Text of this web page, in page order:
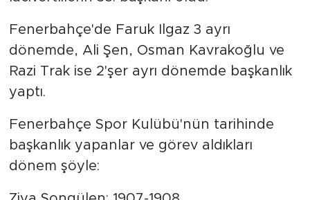
Fenerbahçe'de Faruk Ilgaz 3 ayrı
dönemde, Ali Şen, Osman Kavrakoğlu ve
Razi Trak ise 2'şer ayrı dönemde başkanlık
yaptı.
Fenerbahçe Spor Kulübü'nün tarihinde
başkanlık yapanlar ve görev aldıkları
dönem şöyle: